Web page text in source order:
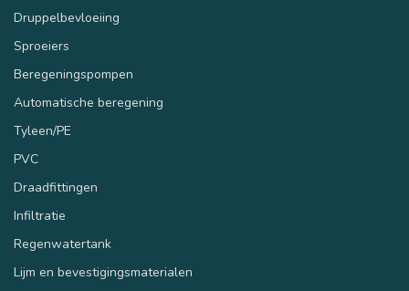
Druppelbevloeiing
Sproeiers
Beregeningspompen
Automatische beregening
Tyleen/PE
PVC
Draadfittingen
Infiltratie
Regenwatertank
Lijm en bevestigingsmaterialen